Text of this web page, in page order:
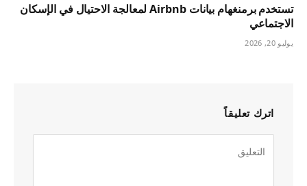
تستخدم برمنغهام بيانات Airbnb لمعالجة الاحتيال في الإسكان
الاجتماعي
يوليو 20, 2026
اترك تعليقاً